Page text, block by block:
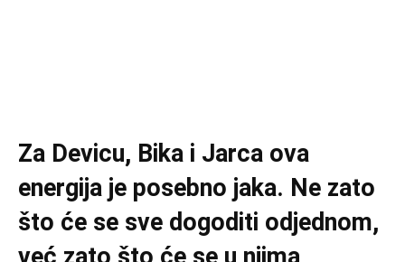
Za Devicu, Bika i Jarca ova
energija je posebno jaka. Ne zato
što će se sve dogoditi odjednom,